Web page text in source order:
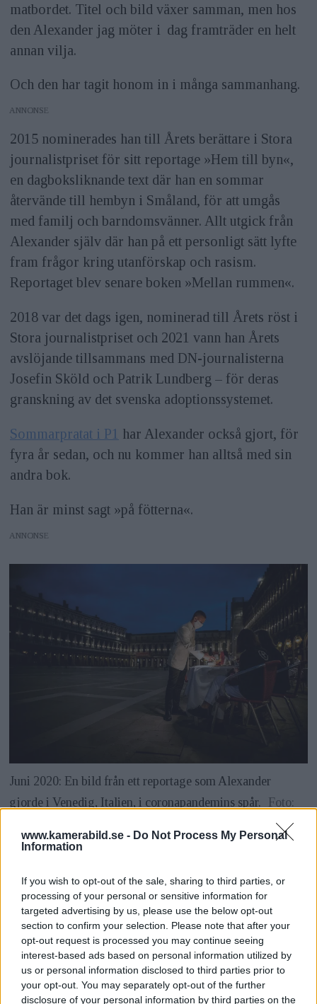
www.kamerabild.se - Do Not Process My Personal
Information
If you wish to opt-out of the sale, sharing to third parties, or
processing of your personal or sensitive information for
targeted advertising by us, please use the below opt-out
section to confirm your selection. Please note that after your
opt-out request is processed you may continue seeing
interest-based ads based on personal information utilized by
us or personal information disclosed to third parties prior to
your opt-out. You may separately opt-out of the further
disclosure of your personal information by third parties on the
matbordet. Titel och bild växer samman, men hos
den Alexander jag möter i dag framträder en helt
annan vilja.
Och den har tagit honom in i många sammanhang.
ANNONS
2015 nominerades han till Årets berättare i Stora
journalistpriset för sitt reportage »Hem till byn«,
en dagboksliknande text där han en sommar
återvände till hembyn i Småland, för att umgås
med familj och barndomsvänner. Allt utgick från
Alexander själv där han på ett personligt sätt lyfte
fram frågor kring utanförskap och rasism.
Reportaget blev senare boken »Mellan rummen«.
2018 var det dags igen, nominerad till Årets röst i
Stora journalistpriset och 2021 vann han Årets
avslöjande tillsammans med DN-journalisterna
Josefin Sköld och Patrik Lundberg – för deras
granskning av det svenska adoptionssystemet.
Sommarpratat i P1 har Alexander också gjort, för
fyra år sedan, och nu kommer han alltså med sin
andra bok.
Han är minst sagt »på fötterna«.
ANNONS
Juni 2020: En bild från ett ­reportage som Alexander
gjorde i Venedig, Italien, i corona­pandemins spår. Foto:
det därför Alexander flera gånger säger »jag är ju i
första hand fotograf, som skriver«.
Det framgår när han berättar om arbetsprocessen
bakom »Du vill inte mer«.
– Jag har nog skrivit med bilder. Det har varit